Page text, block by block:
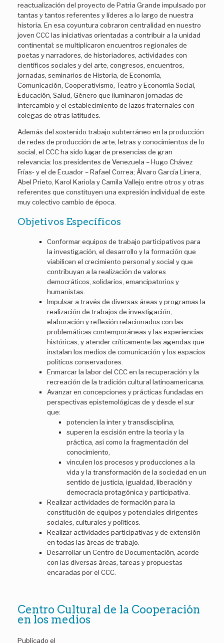
reactualización del proyecto de Patria Grande impulsado por
tantas y tantos referentes y líderes a lo largo de nuestra
historia. En esa coyuntura cobraron centralidad en nuestro
joven CCC las iniciativas orientadas a contribuir a la unidad
continental: se multiplicaron encuentros regionales de
poetas y narradores, de historiadores, actividades con
científicos sociales y del arte, congresos, encuentros,
jornadas, seminarios de Historia, de Economía,
Comunicación, Cooperativismo, Teatro y Economía Social,
Educación, Salud, Género que iluminaron jornadas de
intercambio y el establecimiento de lazos fraternales con
colegas de otras latitudes.
Además del sostenido trabajo subterráneo en la producción
de redes de producción de arte, letras y conocimientos de lo
social, el CCC ha sido lugar de presencias de gran
relevancia: los presidentes de Venezuela – Hugo Chávez
Frías- y el de Ecuador – Rafael Correa; Álvaro García Linera,
Abel Prieto, Karol Kariola y Camila Vallejo entre otros y otras
referentes que constituyen una expresión individual de este
muy colectivo cambio de época.
Objetivos Específicos
Conformar equipos de trabajo participativos para
la investigación, el desarrollo y la formación que
viabilicen el crecimiento personal y social y que
contribuyan a la realización de valores
democráticos, solidarios, emancipatorios y
humanistas.
Impulsar a través de diversas áreas y programas la
realización de trabajos de investigación,
elaboración y reflexión relacionados con las
problemáticas contemporáneas y las experiencias
históricas, y atender críticamente las agendas que
instalan los medios de comunicación y los espacios
políticos conservadores.
Enmarcar la labor del CCC en la recuperación y la
recreación de la tradición cultural latinoamericana.
Avanzar en concepciones y prácticas fundadas en
perspectivas epistemológicas de y desde el sur
que:
potencien la inter y transdisciplina,
superen la escisión entre la teoría y la
práctica, así como la fragmentación del
conocimiento,
vinculen los procesos y producciones a la
vida y la transformación de la sociedad en un
sentido de justicia, igualdad, liberación y
democracia protagónica y participativa.
Realizar actividades de formación para la
constitución de equipos y potenciales dirigentes
sociales, culturales y políticos.
Realizar actividades participativas y de extensión
en todas las áreas de trabajo.
Desarrollar un Centro de Documentación, acorde
con las diversas áreas, tareas y propuestas
encaradas por el CCC.
Centro Cultural de la Cooperación
en los medios
Publicado el